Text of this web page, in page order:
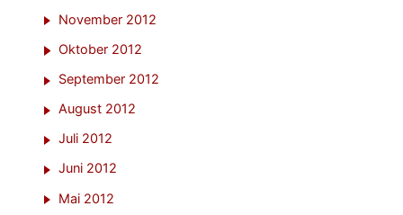
November 2012
Oktober 2012
September 2012
August 2012
Juli 2012
Juni 2012
Mai 2012